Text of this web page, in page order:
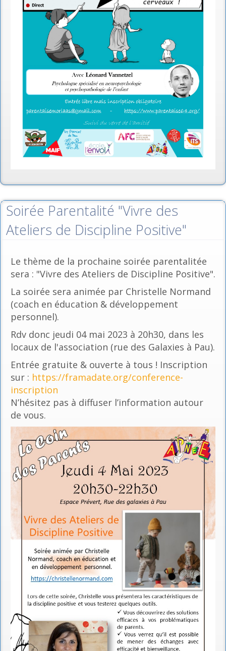
Soirée Parentalité "Vivre des
Ateliers de Discipline Positive"
Le thème de la prochaine soirée parentalitée
sera : "Vivre des Ateliers de Discipline Positive".
La soirée sera animée par Christelle Normand
(coach en éducation & développement
personnel).
Rdv donc jeudi 04 mai 2023 à 20h30, dans les
locaux de l'association (rue des Galaxies à Pau).
Entrée gratuite & ouverte à tous ! Inscription
sur : https://framadate.org/conference-
inscription
N’hésitez pas à diffuser l’information autour
de vous.